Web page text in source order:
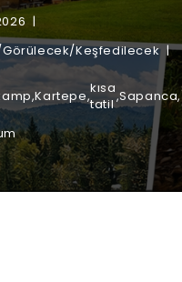
Görülecek/Keşfedilecek
,Kartepe,kısa
tatil,Sapanca,